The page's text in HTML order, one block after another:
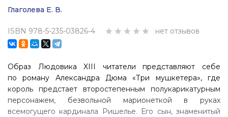
Глаголева Е. В.
ISBN 978-5-235-03826-4 нет отзывов
Образ Людовика XIII читатели представляют себе
по роману Алексан­дра Дюма «Три мушкетера», где
король предстает второстепенным полу­карикатурным
персонажем, безвольной марионеткой в руках
всемогущего кардинала Ришелье. Его сын, знаменитый